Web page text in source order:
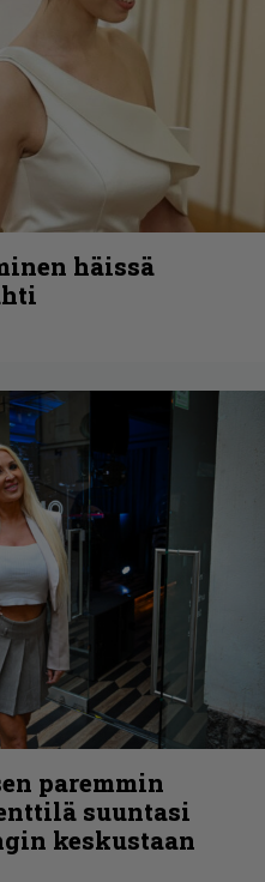
häissä
paremmin
suuntasi
keskustaan